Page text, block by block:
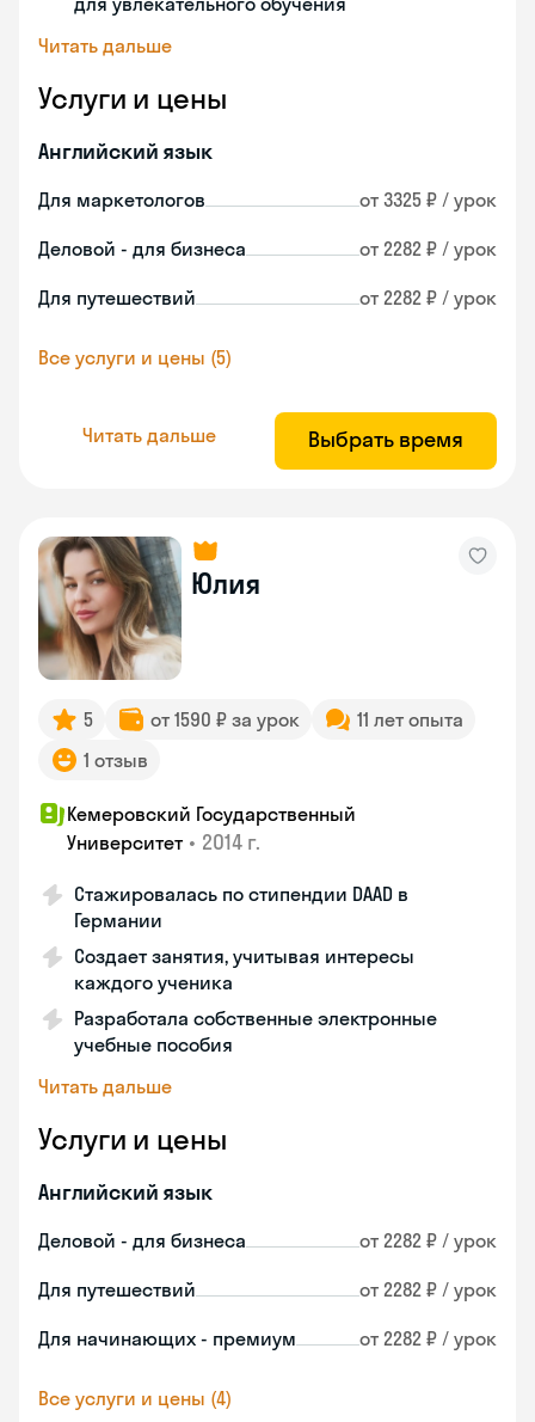
Читать дальше
Услуги и цены
Английский язык
Для маркетологов от 3325 ₽ / урок
Деловой - для бизнеса от 2282 ₽ / урок
Для путешествий от 2282 ₽ / урок
Все услуги и цены (5)
Читать дальше Выбрать время
Юлия
5 от 1590 ₽ за урок
11 лет опыта
1 отзыв
Кемеровский Государственный
Университет • 2014 г.
Стажировалась по стипендии DAAD в
Германии
Создает занятия, учитывая интересы
каждого ученика
Разработала собственные электронные
учебные пособия
Читать дальше
Услуги и цены
Английский язык
Деловой - для бизнеса от 2282 ₽ / урок
Для путешествий от 2282 ₽ / урок
Для начинающих - премиум от 2282 ₽ / урок
Все услуги и цены (4)